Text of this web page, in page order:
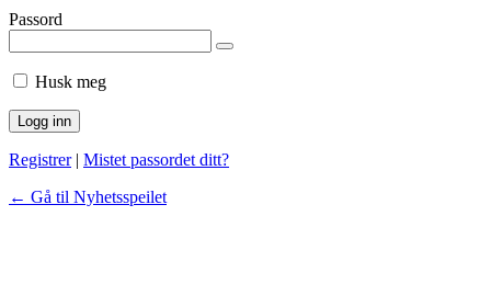
Passord
Husk meg
Registrer| Mistet passordet ditt?
← Gå til Nyhetsspeilet